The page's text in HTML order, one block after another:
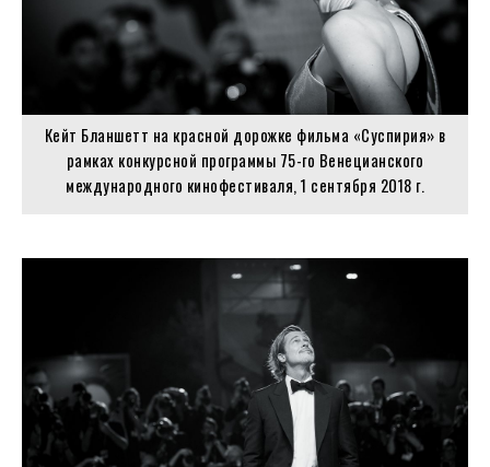
Кейт Бланшетт на красной дорожке фильма «Суспирия» в
рамках конкурсной программы 75-го Венецианского
международного кинофестиваля, 1 сентября 2018 г.